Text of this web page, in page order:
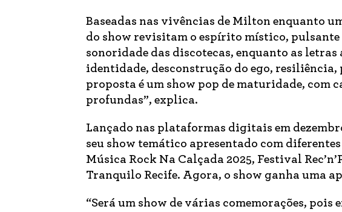
Baseadas nas vivências de Milton enquanto
do show revisitam o espírito místico, pulsante
sonoridade das discotecas, enquanto as
identidade, desconstrução do ego,
proposta é um show pop de maturidade, com
profundas”, explica.
Lançado nas plataformas digitais em
seu show temático apresentado com
Música Rock Na Calçada 2025, Festival
Tranquilo Recife. Agora, o show ganha uma
“Será um show de várias comemorações, pois